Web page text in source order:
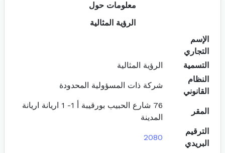
معلومات حول
الرؤية المثالية
الإسم
التجاري
التسمية
الرؤية المثالية
النظام
القانوني
شركة ذات المسؤولية المحدودة
المقر
76 شارع الحبيب بورقيبة أ 1- 1 اريانة اريانة
المدينة
الترقيم
البريدي
2080